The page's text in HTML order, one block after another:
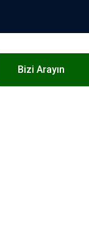
Bizi Arayın